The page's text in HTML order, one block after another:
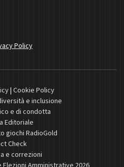
Policy
| Cookie Policy
e inclusione
e di condotta
Editoriale
giochi RadioGold
Check
e correzioni